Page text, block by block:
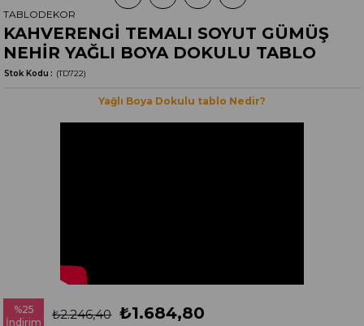
KAHVERENGİ TEMALI SOYUT GÜMÜŞ
NEHİR YAĞLI BOYA DOKULU TABLO
(TD722)
Stok Kodu
TABLODEKOR
Yağlı Boya Dokulu tablo Nedir?
%25
İndirim
₺2.246,40 ₺1.684,80